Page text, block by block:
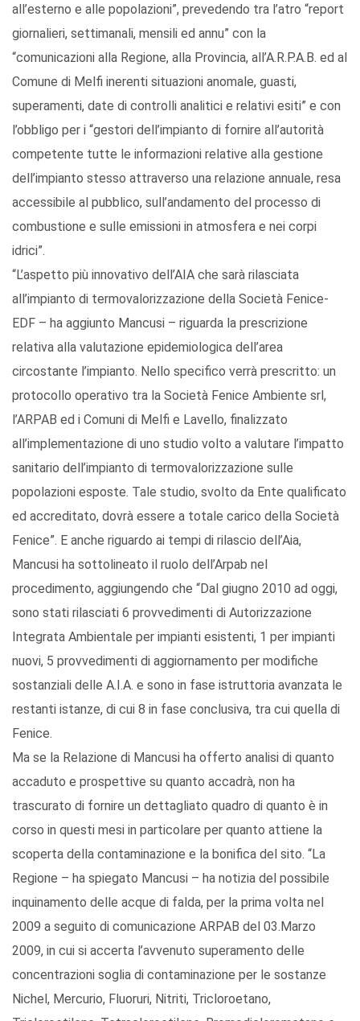
all’esterno e alle popolazioni”, prevedendo tra l’atro “report
giornalieri, settimanali, mensili ed annu” con la
“comunicazioni alla Regione, alla Provincia, all’A.R.P.A.B. ed al
Comune di Melfi inerenti situazioni anomale, guasti,
superamenti, date di controlli analitici e relativi esiti” e con
l’obbligo per i “gestori dell’impianto di fornire all’autorità
competente tutte le informazioni relative alla gestione
dell’impianto stesso attraverso una relazione annuale, resa
accessibile al pubblico, sull’andamento del processo di
combustione e sulle emissioni in atmosfera e nei corpi
idrici”.
“L’aspetto più innovativo dell’AIA che sarà rilasciata
all’impianto di termovalorizzazione della Società Fenice-
EDF – ha aggiunto Mancusi – riguarda la prescrizione
relativa alla valutazione epidemiologica dell’area
circostante l’impianto. Nello specifico verrà prescritto: un
protocollo operativo tra la Società Fenice Ambiente srl,
l’ARPAB ed i Comuni di Melfi e Lavello, finalizzato
all’implementazione di uno studio volto a valutare l’impatto
sanitario dell’impianto di termovalorizzazione sulle
popolazioni esposte. Tale studio, svolto da Ente qualificato
ed accreditato, dovrà essere a totale carico della Società
Fenice”. E anche riguardo ai tempi di rilascio dell’Aia,
Mancusi ha sottolineato il ruolo dell’Arpab nel
procedimento, aggiungendo che “Dal giugno 2010 ad oggi,
sono stati rilasciati 6 provvedimenti di Autorizzazione
Integrata Ambientale per impianti esistenti, 1 per impianti
nuovi, 5 provvedimenti di aggiornamento per modifiche
sostanziali delle A.I.A. e sono in fase istruttoria avanzata le
restanti istanze, di cui 8 in fase conclusiva, tra cui quella di
Fenice.
Ma se la Relazione di Mancusi ha offerto analisi di quanto
accaduto e prospettive su quanto accadrà, non ha
trascurato di fornire un dettagliato quadro di quanto è in
corso in questi mesi in particolare per quanto attiene la
scoperta della contaminazione e la bonifica del sito. “La
Regione – ha spiegato Mancusi – ha notizia del possibile
inquinamento delle acque di falda, per la prima volta nel
2009 a seguito di comunicazione ARPAB del 03.Marzo
2009, in cui si accerta l’avvenuto superamento delle
concentrazioni soglia di contaminazione per le sostanze
Nichel, Mercurio, Fluoruri, Nitriti, Tricloroetano,